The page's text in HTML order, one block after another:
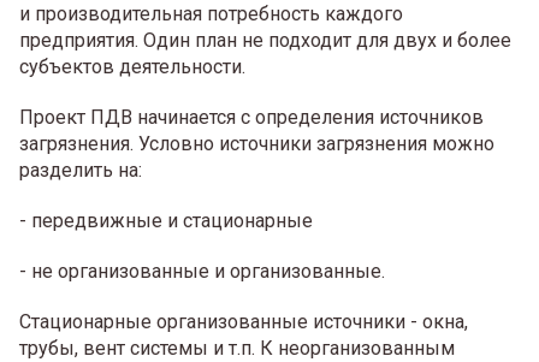
и производительная потребность каждого
предприятия. Один план не подходит для двух и более
субъектов деятельности.
Проект ПДВ начинается с определения источников
загрязнения. Условно источники загрязнения можно
разделить на:
- передвижные и стационарные
- не организованные и организованные.
Стационарные организованные источники - окна,
трубы, вент системы и т.п. К неорганизованным